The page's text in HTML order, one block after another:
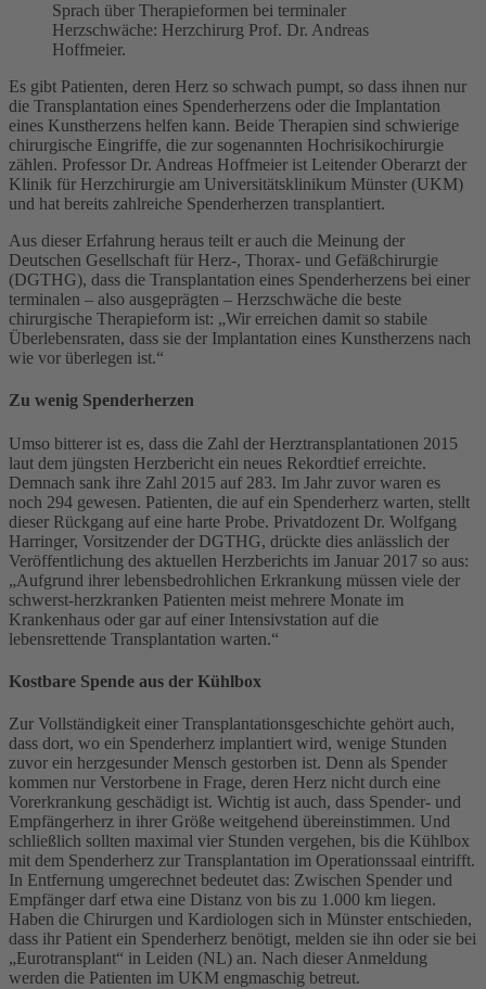
Sprach über Therapieformen bei terminaler
Herzschwäche: Herzchirurg Prof. Dr. Andreas
Hoffmeier.
Es gibt Patienten, deren Herz so schwach pumpt, so dass ihnen nur
die Transplantation eines Spenderherzens oder die Implantation
eines Kunstherzens helfen kann. Beide Therapien sind schwierige
chirurgische Eingriffe, die zur sogenannten Hochrisikochirurgie
zählen. Professor Dr. Andreas Hoffmeier ist Leitender Oberarzt der
Klinik für Herzchirurgie am Universitätsklinikum Münster (UKM)
und hat bereits zahlreiche Spenderherzen transplantiert.
Aus dieser Erfahrung heraus teilt er auch die Meinung der
Deutschen Gesellschaft für Herz-, Thorax- und Gefäßchirurgie
(DGTHG), dass die Transplantation eines Spenderherzens bei einer
terminalen – also ausgeprägten – Herzschwäche die beste
chirurgische Therapieform ist: „Wir erreichen damit so stabile
Überlebensraten, dass sie der Implantation eines Kunstherzens nach
wie vor überlegen ist.“
Zu wenig Spenderherzen
Umso bitterer ist es, dass die Zahl der Herztransplantationen 2015
laut dem jüngsten Herzbericht ein neues Rekordtief erreichte.
Demnach sank ihre Zahl 2015 auf 283. Im Jahr zuvor waren es
noch 294 gewesen. Patienten, die auf ein Spenderherz warten, stellt
dieser Rückgang auf eine harte Probe. Privatdozent Dr. Wolfgang
Harringer, Vorsitzender der DGTHG, drückte dies anlässlich der
Veröffentlichung des aktuellen Herzberichts im Januar 2017 so aus:
„Aufgrund ihrer lebensbedrohlichen Erkrankung müssen viele der
schwerst-herzkranken Patienten meist mehrere Monate im
Krankenhaus oder gar auf einer Intensivstation auf die
lebensrettende Transplantation warten.“
Kostbare Spende aus der Kühlbox
Zur Vollständigkeit einer Transplantationsgeschichte gehört auch,
dass dort, wo ein Spenderherz implantiert wird, wenige Stunden
zuvor ein herzgesunder Mensch gestorben ist. Denn als Spender
kommen nur Verstorbene in Frage, deren Herz nicht durch eine
Vorerkrankung geschädigt ist. Wichtig ist auch, dass Spender- und
Empfängerherz in ihrer Größe weitgehend übereinstimmen. Und
schließlich sollten maximal vier Stunden vergehen, bis die Kühlbox
mit dem Spenderherz zur Transplantation im Operationssaal eintrifft.
In Entfernung umgerechnet bedeutet das: Zwischen Spender und
Empfänger darf etwa eine Distanz von bis zu 1.000 km liegen.
Haben die Chirurgen und Kardiologen sich in Münster entschieden,
dass ihr Patient ein Spenderherz benötigt, melden sie ihn oder sie bei
„Eurotransplant“ in Leiden (NL) an. Nach dieser Anmeldung
werden die Patienten im UKM engmaschig betreut.